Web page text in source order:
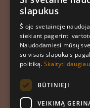
Adresas:
slapukus
Šioje svetainėje
siekiant pagerinti
Naudodamiesi mūsų
su visais slapukais
politiką. Skaityti daugiau
BŪTINIEJI
VEIKIMĄ